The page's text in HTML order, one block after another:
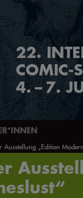
22.
COMIC-
4. –7.
Ausstellung „Edition